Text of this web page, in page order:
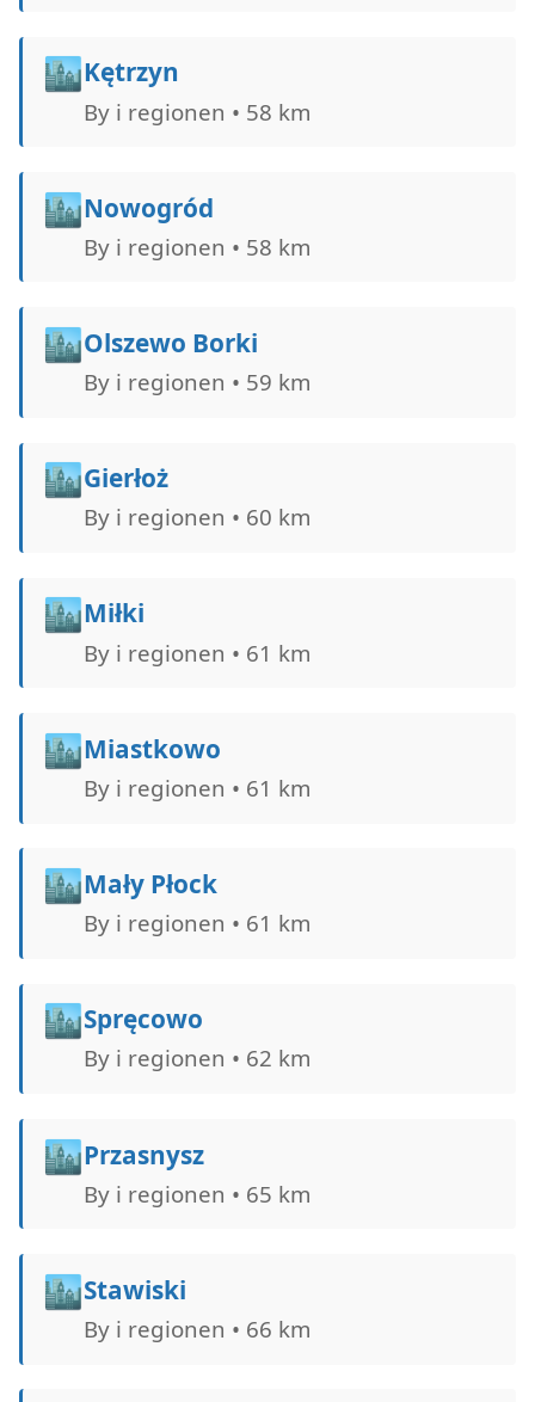
🏙️Kętrzyn
By i regionen • 58 km
🏙️Nowogród
By i regionen • 58 km
🏙️Olszewo Borki
By i regionen • 59 km
🏙️Gierłoż
By i regionen • 60 km
🏙️Miłki
By i regionen • 61 km
🏙️Miastkowo
By i regionen • 61 km
🏙️Mały Płock
By i regionen • 61 km
🏙️Spręcowo
By i regionen • 62 km
🏙️Przasnysz
By i regionen • 65 km
🏙️Stawiski
By i regionen • 66 km